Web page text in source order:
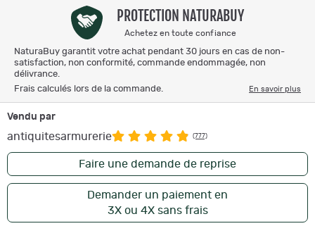
PROTECTION NATURABUY
Achetez en toute confiance
NaturaBuy garantit votre achat pendant 30 jours en cas de non-
satisfaction, non conformité, commande endommagée, non
délivrance.
Frais calculés lors de la commande.
En savoir plus
Vendu par
antiquitesarmurerie (777)
Faire une demande de reprise
Demander un paiement en
3X ou 4X sans frais